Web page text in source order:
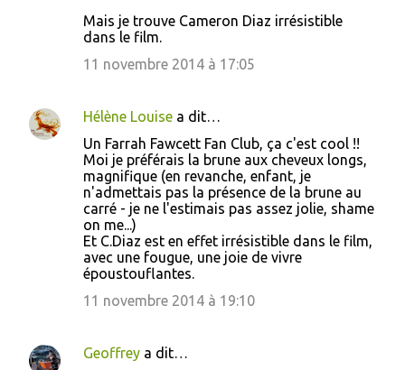
Mais je trouve Cameron Diaz irrésistible
dans le film.
11 novembre 2014 à 17:05
Hélène Louise a dit…
Un Farrah Fawcett Fan Club, ça c'est cool !!
Moi je préférais la brune aux cheveux longs,
magnifique (en revanche, enfant, je
n'admettais pas la présence de la brune au
carré - je ne l'estimais pas assez jolie, shame
on me...)
Et C.Diaz est en effet irrésistible dans le film,
avec une fougue, une joie de vivre
époustouflantes.
11 novembre 2014 à 19:10
Geoffrey a dit…